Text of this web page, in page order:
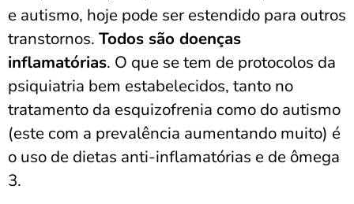
e autismo, hoje pode ser estendido para outros
transtornos. Todos são doenças
inflamatórias. O que se tem de protocolos da
psiquiatria bem estabelecidos, tanto no
tratamento da esquizofrenia como do autismo
(este com a prevalência aumentando muito) é
o uso de dietas anti-inflamatórias e de ômega
3.